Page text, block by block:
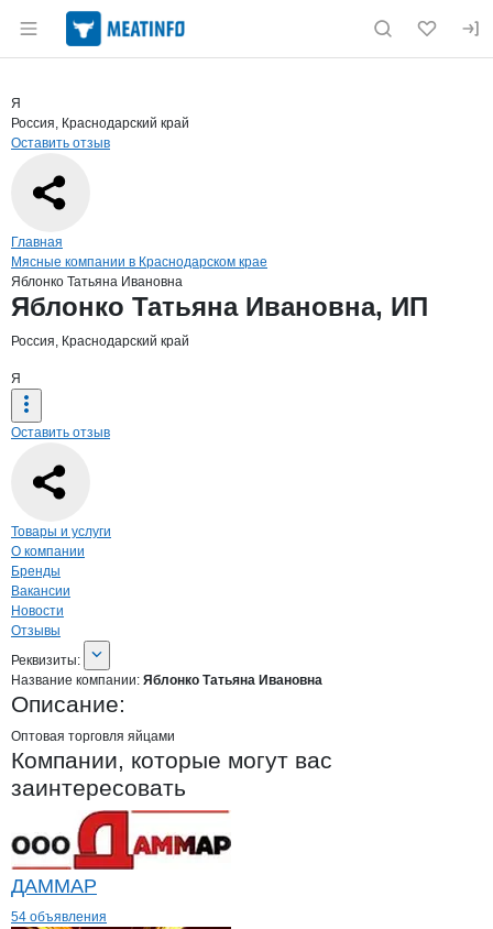
Раздел навигации по сайту meatinfo.ru
Страница компании
Страница компании
Краткая информация о компании
Я
Россия, Краснодарский край
Оставить отзыв
Навигация по сайту
Главная
Мясные компании в Краснодарском крае
Яблонко Татьяна Ивановна
Основная информация о компании
Яблонко Татьяна Ивановна, ИП
Россия, Краснодарский край
Я
Оставить отзыв
Навигация по странице
Товары и услуги
О компании
Бренды
Вакансии
Новости
Отзывы
О компании
Реквизиты
Реквизиты:
Название компании: Яблонко Татьяна Ивановна
Описание:
Оптовая торговля яйцами
Компании, которые могут вас
заинтересовать
ДАММАР
54 объявления